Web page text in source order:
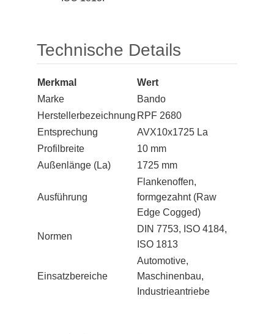
Technische Details
Merkmal
Wert
Marke
Bando
Herstellerbezeichnung RPF 2680
Entsprechung
AVX10x1725 La
Profilbreite
10 mm
Außenlänge (La)
1725 mm
Ausführung
Flankenoffen,
formgezahnt (Raw
Edge Cogged)
Normen
DIN 7753, ISO 4184,
ISO 1813
Einsatzbereiche
Automotive,
Maschinenbau,
Industrieantriebe